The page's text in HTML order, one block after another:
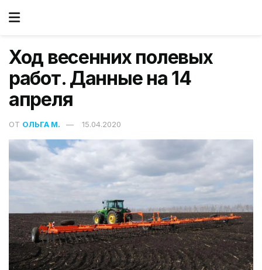
Ход весенних полевых
работ. Данные на 14
апреля
ОТ ОЛЬГА М. 15.04.2020